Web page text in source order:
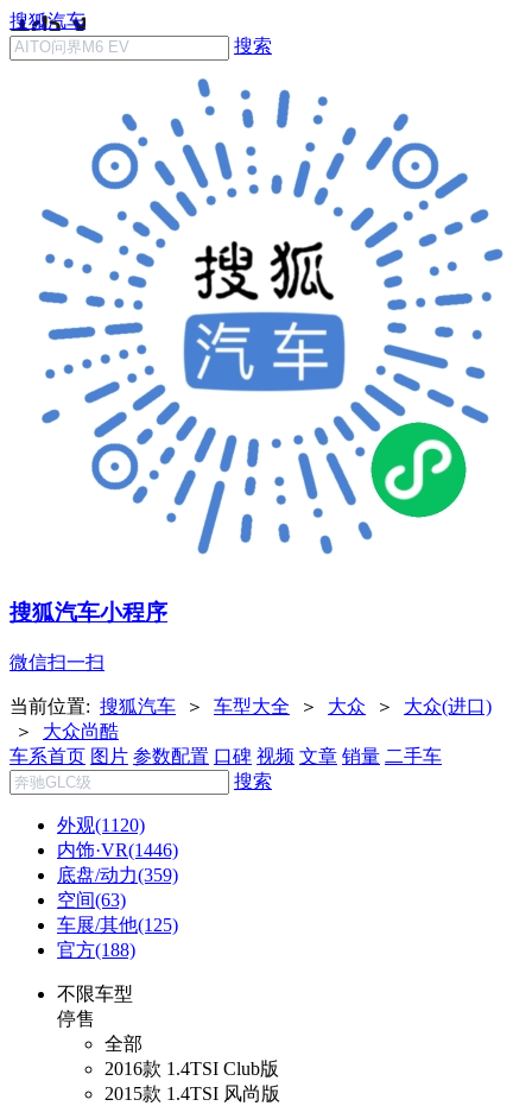
搜狐汽车
搜索
搜狐汽车小程序
微信扫一扫
当前位置: 搜狐汽车 ＞ 车型大全 ＞ 大众 ＞
大众(进口)
＞
大众尚酷
车系首页 图片 参数配置 口碑 视频 文章 销量 二手车
搜索
外观(1120)
内饰·VR(1446)
底盘/动力(359)
空间(63)
车展/其他(125)
官方(188)
不限车型
停售
全部
2016款 1.4TSI Club版
2015款 1.4TSI 风尚版